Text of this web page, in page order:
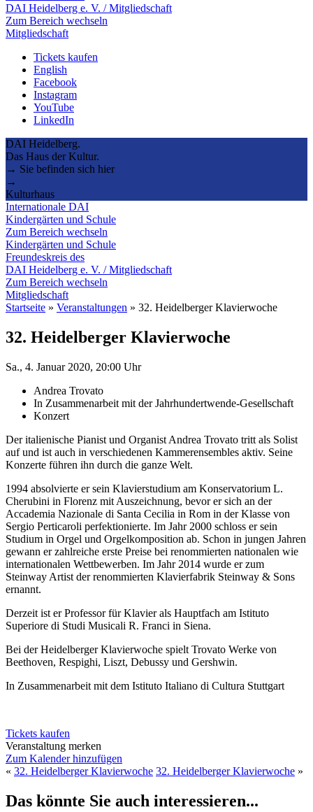
DAI Heidelberg e. V. / Mitgliedschaft
Zum Bereich wechseln
Mitgliedschaft
Tickets kaufen
English
Facebook
Instagram
YouTube
LinkedIn
DAI Heidelberg.
Das Haus der Kultur.
→ Sie befinden sich hier
→
Kulturhaus
Internationale DAI
Kindergärten und Schule
Zum Bereich wechseln
Kindergärten und Schule
Freundeskreis des
DAI Heidelberg e. V. / Mitgliedschaft
Zum Bereich wechseln
Mitgliedschaft
Startseite » Veranstaltungen » 32. Heidelberger Klavierwoche
32. Heidelberger Klavierwoche
Sa., 4. Januar 2020, 20:00 Uhr
Andrea Trovato
In Zusammenarbeit mit der Jahrhundertwende-Gesellschaft
Konzert
Der italienische Pianist und Organist Andrea Trovato tritt als Solist
auf und ist auch in verschiedenen Kammerensembles aktiv. Seine
Konzerte führen ihn durch die ganze Welt.
1994 absolvierte er sein Klavierstudium am Konservatorium L.
Cherubini in Florenz mit Auszeichnung, bevor er sich an der
Accademia Nazionale di Santa Cecilia in Rom in der Klasse von
Sergio Perticaroli perfektionierte. Im Jahr 2000 schloss er sein
Studium in Orgel und Orgelkomposition ab. Schon in jungen Jahren
gewann er zahlreiche erste Preise bei renommierten nationalen wie
internationalen Wettbewerben. Im Jahr 2014 wurde er zum
Steinway Artist der renommierten Klavierfabrik Steinway & Sons
ernannt.
Derzeit ist er Professor für Klavier als Hauptfach am Istituto
Superiore di Studi Musicali R. Franci in Siena.
Bei der Heidelberger Klavierwoche spielt Trovato Werke von
Beethoven, Respighi, Liszt, Debussy und Gershwin.
In Zusammenarbeit mit dem Istituto Italiano di Cultura Stuttgart
Tickets kaufen
Veranstaltung merken
Zum Kalender hinzufügen
« 32. Heidelberger Klavierwoche 32. Heidelberger Klavierwoche »
Das könnte Sie auch interessieren...